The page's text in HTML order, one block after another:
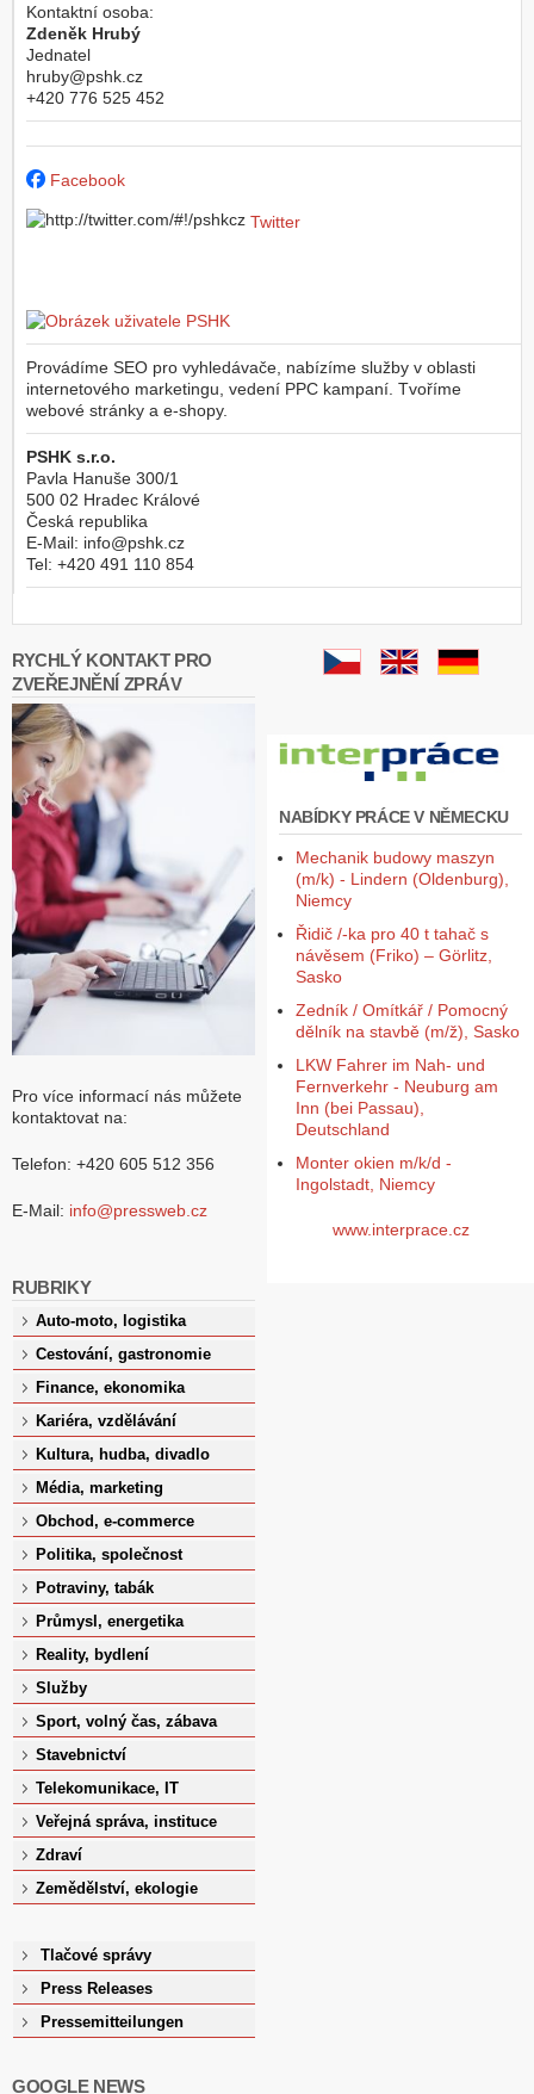
Kontaktní osoba:
Zdeněk Hrubý
Jednatel
hruby@pshk.cz
+420 776 525 452
Facebook
Twitter
Provádíme SEO pro vyhledávače, nabízíme služby v oblasti
internetového marketingu, vedení PPC kampaní. Tvoříme
webové stránky a e-shopy.
PSHK s.r.o.
Pavla Hanuše 300/1
500 02 Hradec Králové
Česká republika
E-Mail: info@pshk.cz
Tel: +420 491 110 854
RYCHLÝ KONTAKT PRO
ZVEŘEJNĚNÍ ZPRÁV
Pro více informací nás můžete
kontaktovat na:
Telefon: +420 605 512 356
E-Mail: info@pressweb.cz
RUBRIKY
Auto-moto, logistika
Cestování, gastronomie
Finance, ekonomika
Kariéra, vzdělávání
Kultura, hudba, divadlo
Média, marketing
Obchod, e-commerce
Politika, společnost
Potraviny, tabák
Průmysl, energetika
Reality, bydlení
Služby
Sport, volný čas, zábava
Stavebnictví
Telekomunikace, IT
Veřejná správa, instituce
Zdraví
Zemědělství, ekologie
Tlačové správy
Press Releases
Pressemitteilungen
GOOGLE NEWS
NABÍDKY PRÁCE V NĚMECKU
Mechanik budowy maszyn
(m/k) - Lindern (Oldenburg),
Niemcy
Řidič /-ka pro 40 t tahač s
návěsem (Friko) – Görlitz,
Sasko
Zedník / Omítkář / Pomocný
dělník na stavbě (m/ž), Sasko
LKW Fahrer im Nah- und
Fernverkehr - Neuburg am
Inn (bei Passau),
Deutschland
Monter okien m/k/d -
Ingolstadt, Niemcy
www.interprace.cz